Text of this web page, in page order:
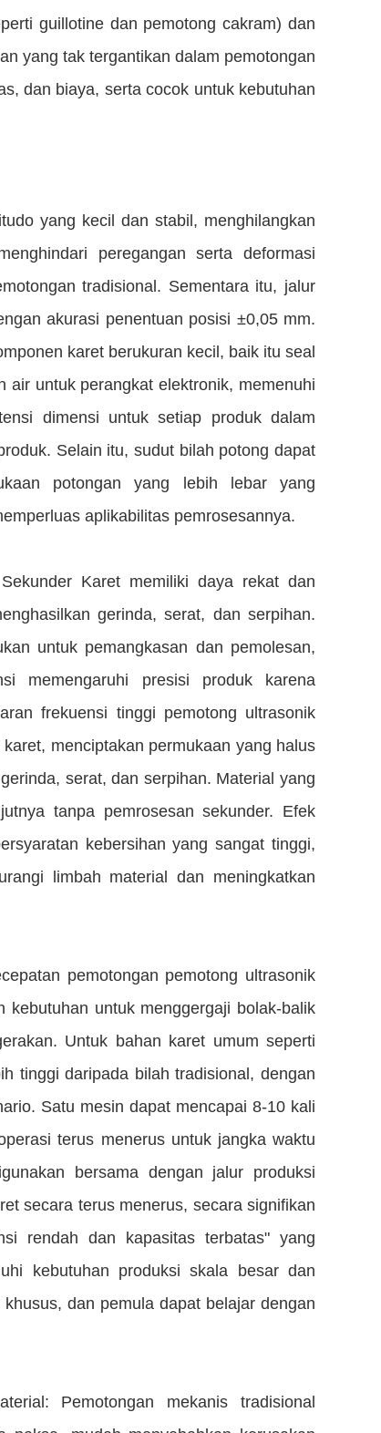
guillotine dan pemotong cakram) dan
yang tak tergantikan dalam pemotongan
dan biaya, serta cocok untuk kebutuhan
yang kecil dan stabil, menghilangkan
peregangan serta deformasi
tradisional. Sementara itu, jalur
akurasi penentuan posisi ±0,05 mm.
karet berukuran kecil, baik itu seal
untuk perangkat elektronik, memenuhi
dimensi untuk setiap produk dalam
Selain itu, sudut bilah potong dapat
potongan yang lebih lebar yang
aplikabilitas pemrosesannya.
Karet memiliki daya rekat dan
gerinda, serat, dan serpihan.
untuk pemangkasan dan pemolesan,
memengaruhi presisi produk karena
frekuensi tinggi pemotong ultrasonik
menciptakan permukaan yang halus
serat, dan serpihan. Material yang
tanpa pemrosesan sekunder. Efek
kebersihan yang sangat tinggi,
limbah material dan meningkatkan
pemotongan pemotong ultrasonik
kebutuhan untuk menggergaji bolak-balik
Untuk bahan karet umum seperti
tinggi daripada bilah tradisional, dengan
Satu mesin dapat mencapai 8-10 kali
terus menerus untuk jangka waktu
bersama dengan jalur produksi
secara terus menerus, secara signifikan
rendah dan kapasitas terbatas" yang
kebutuhan produksi skala besar dan
dan pemula dapat belajar dengan
Pemotongan mekanis tradisional